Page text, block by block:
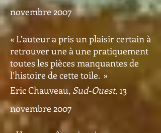
novembre 2007
« L’auteur a pris un plaisir certain à
retrouver une à une pratiquement
toutes les pièces manquantes de
l’histoire de cette toile. »
Eric Chauveau, Sud-Ouest, 13
novembre 2007